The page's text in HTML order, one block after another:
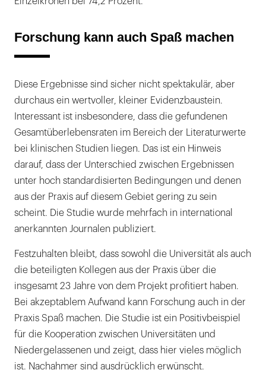
Forschung kann auch Spaß machen
Diese Ergebnisse sind sicher nicht spektakulär, aber
durchaus ein wertvoller, kleiner Evidenzbaustein.
Interessant ist insbesondere, dass die gefundenen
Gesamtüberlebensraten im Bereich der Literaturwerte
bei klinischen Studien liegen. Das ist ein Hinweis
darauf, dass der Unterschied zwischen Ergebnissen
unter hoch standardisierten Bedingungen und denen
aus der Praxis auf diesem Gebiet gering zu sein
scheint. Die Studie wurde mehrfach in international
anerkannten Journalen publiziert.
Festzuhalten bleibt, dass sowohl die Universität als auch
die beteiligten Kollegen aus der Praxis über die
insgesamt 23 Jahre von dem Projekt profitiert haben.
Bei akzeptablem Aufwand kann Forschung auch in der
Praxis Spaß machen. Die Studie ist ein Positivbeispiel
für die Kooperation zwischen Universitäten und
Niedergelassenen und zeigt, dass hier vieles möglich
ist. Nachahmer sind ausdrücklich erwünscht.